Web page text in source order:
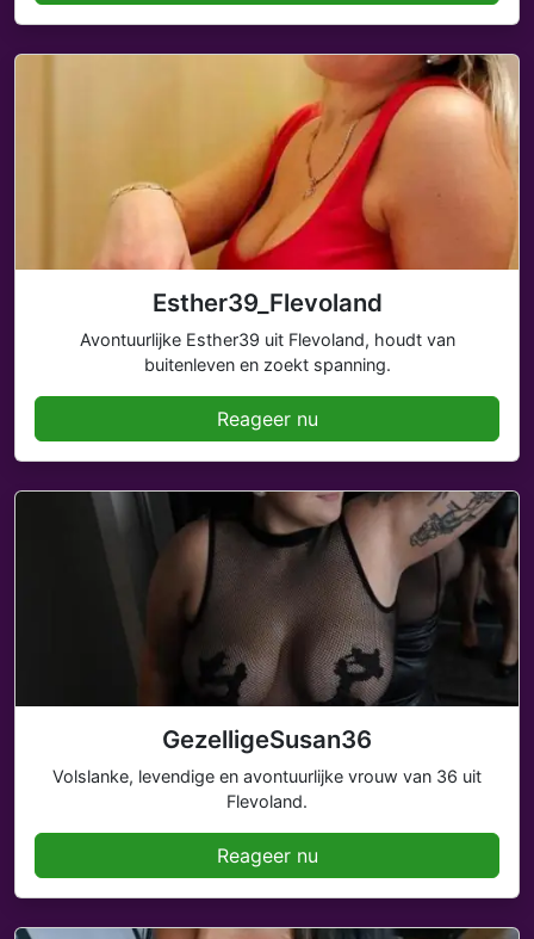
Esther39_Flevoland
Avontuurlijke Esther39 uit Flevoland, houdt van
buitenleven en zoekt spanning.
Reageer nu
GezelligeSusan36
Volslanke, levendige en avontuurlijke vrouw van 36 uit
Flevoland.
Reageer nu